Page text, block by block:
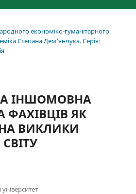
економіко-гуманітарного
Степана Дем'янчука. Серія:
ІНШОМОВНА
ФАХІВЦІВ ЯК
ВИКЛИКИ